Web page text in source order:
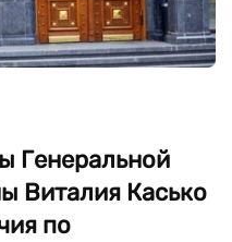
Генеральной
Виталия Касько
по